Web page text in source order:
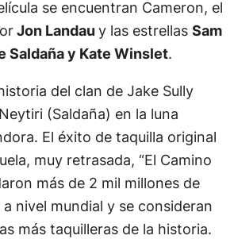
se encuentran Cameron, el
Jon Landauy las estrellas Sam
Saldaña y Kate Winslet.
del clan de Jake Sully
(Saldaña) en la luna
El éxito de taquilla original
muy retrasada, “El Camino
más de 2 mil millones de
nivel mundial y se consideran
más taquilleras de la historia.